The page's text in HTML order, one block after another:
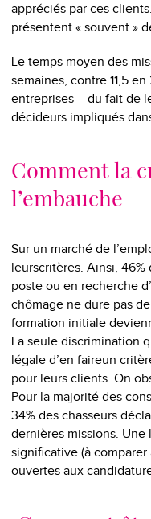
appréciés par ces
présentent « souvent »
Le temps moyen des
semaines, contre 11,5
entreprises – du fait de
décideurs impliqués
Comment la
l’embauche
Sur un marché de
leurscritères. Ainsi, 46%
poste ou en recherche
chômage ne dure pas
formation initiale
La seule discrimination
légale d’en faireun
pour leurs clients. On
Pour la majorité des
34% des chasseurs
dernières missions.
significative (à
ouvertes aux